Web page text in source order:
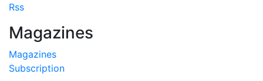
Rss
Magazines
Magazines
Subscription